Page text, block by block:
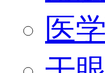
医